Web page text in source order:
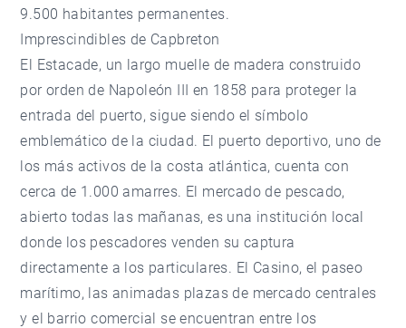
9.500 habitantes permanentes.
Imprescindibles de Capbreton
El Estacade, un largo muelle de madera construido
por orden de Napoleón III en 1858 para proteger la
entrada del puerto, sigue siendo el símbolo
emblemático de la ciudad. El puerto deportivo, uno de
los más activos de la costa atlántica, cuenta con
cerca de 1.000 amarres. El mercado de pescado,
abierto todas las mañanas, es una institución local
donde los pescadores venden su captura
directamente a los particulares. El Casino, el paseo
marítimo, las animadas plazas de mercado centrales
y el barrio comercial se encuentran entre los